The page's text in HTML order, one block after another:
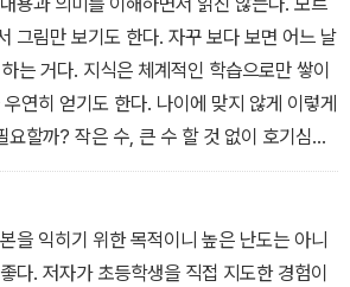
다.
해지기 위한 책을 4단계(미취학, 초등 저학
년)로 나누어 소개한다. 아이들을 위한 책
적으로 수학을 공부하는 중학생부터 수학을
그림만 보기도 한다. 자꾸 보다 보면 어느 날
는 거다. 지식은 체계적인 학습으로만 쌓이
연히 얻기도 한다. 나이에 맞지 않게 이렇게
요할까? 작은 수, 큰 수 할 것 없이 호기심이
학교 수학의 재료가 된다. 365마리의 펭귄
는 것이다. 아이들에게 수 세기의 즐거움과
365』. 이 책을 읽을 땐 계산기를 준비하자.
다면.
을 익히기 위한 목적이니 높은 난도는 아니
다. 저자가 초등학생을 직접 지도한 경험이